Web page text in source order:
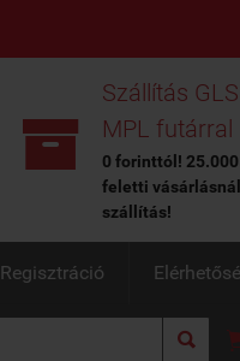

Szállítás
MPL futárral
0 forinttól!
feletti
szállítás!
Regisztráció
